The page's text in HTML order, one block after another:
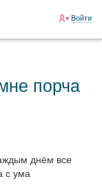
Войти
порча
днём все
с ума